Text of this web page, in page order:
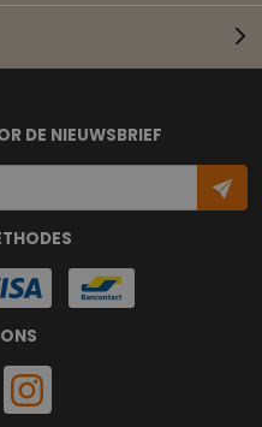
DE NIEUWSBRIEF